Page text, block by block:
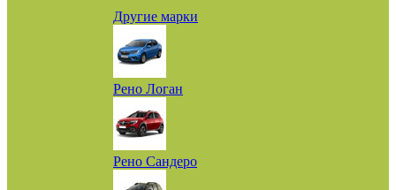
Другие марки
Рено Логан
Рено Сандеро